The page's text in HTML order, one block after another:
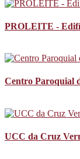
PROLEITE -
Centro Paroquial
UCC da Cruz